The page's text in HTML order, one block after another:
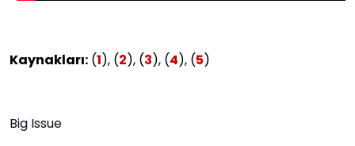
Kaynakları: (1), (2), (3), (4), (5)
Big Issue